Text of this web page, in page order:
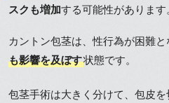
スクも増加する可能性があります
カントン包茎は、性行為が困難と
も影響を及ぼす状態です。
包茎手術は大きく分けて、包皮